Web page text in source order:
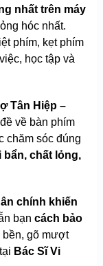
nhất trên máy
hóc nhất.
phím, kẹt phím
học tập và
Tân Hiệp –
về bàn phím
chăm sóc đúng
bẩn, chất lỏng,
chính khiến
bạn cách bảo
bền, gõ mượt
Bác Sĩ Vi